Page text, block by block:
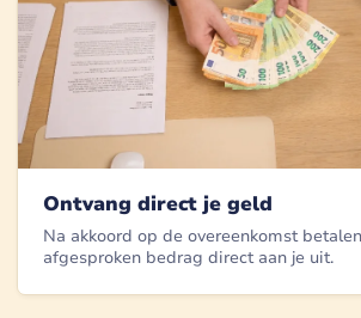
Ontvang direct je geld
Na akkoord op de overeenkomst
afgesproken bedrag direct aan je uit.